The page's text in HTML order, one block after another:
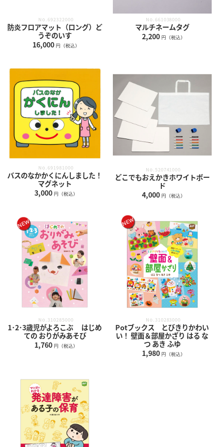
No.692322000
防炎フロアマット（ロング）ど
うぞのいす
16,000 円（税込）
No.661038000
マルチネームタグ
2,200 円（税込）
No.691981000
バスのなかかくにんしました！
マグネット
3,000 円（税込）
No.520741000
どこでもおえかきホワイトボー
ド
4,000 円（税込）
No.310285000
1･2･3歳児がよろこぶ はじめ
ての おりがみあそび
1,760 円（税込）
No.310283000
Potブックス とびきりかわい
い！ 壁面＆部屋かざり はる な
つ あき ふゆ
1,980 円（税込）